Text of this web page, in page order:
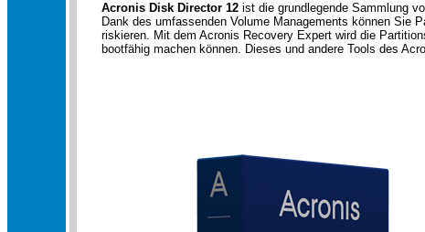
Acronis Disk Director 12 ist die grundlegende Sammlung
Dank des umfassenden Volume Managements können Sie
riskieren. Mit dem Acronis Recovery Expert wird die
bootfähig machen können. Dieses und andere Tools des